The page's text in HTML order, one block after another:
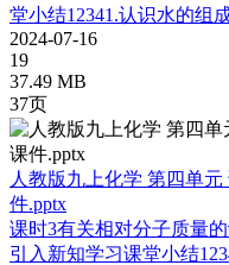
堂小结12341.认识水的组
2024-07-16
19
37.49 MB
37页
人教版九上化学 第四单
件.pptx
课时3有关相对分子质量
引入新知学习课堂小结